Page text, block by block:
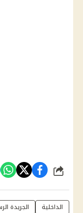
شارك
الداخلية الجريدة